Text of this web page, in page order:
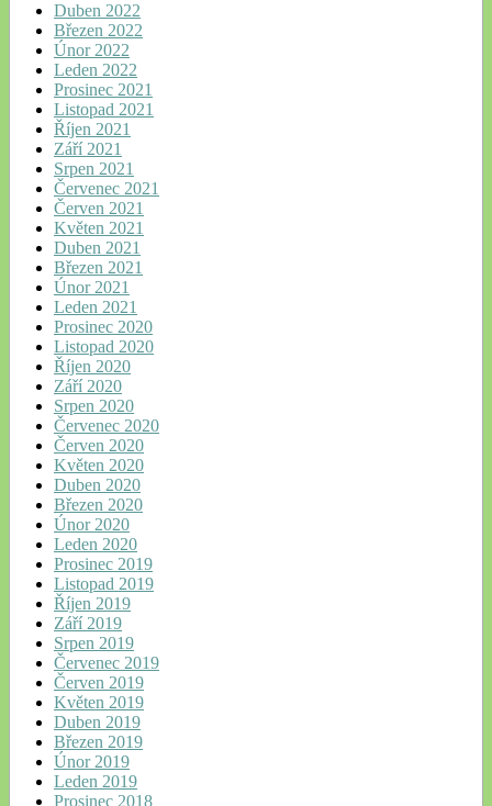
Duben 2022
Březen 2022
Únor 2022
Leden 2022
Prosinec 2021
Listopad 2021
Říjen 2021
Září 2021
Srpen 2021
Červenec 2021
Červen 2021
Květen 2021
Duben 2021
Březen 2021
Únor 2021
Leden 2021
Prosinec 2020
Listopad 2020
Říjen 2020
Září 2020
Srpen 2020
Červenec 2020
Červen 2020
Květen 2020
Duben 2020
Březen 2020
Únor 2020
Leden 2020
Prosinec 2019
Listopad 2019
Říjen 2019
Září 2019
Srpen 2019
Červenec 2019
Červen 2019
Květen 2019
Duben 2019
Březen 2019
Únor 2019
Leden 2019
Prosinec 2018